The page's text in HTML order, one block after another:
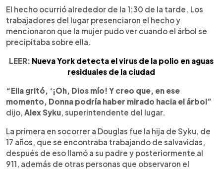
El hecho ocurrió alrededor de la 1:30 de la tarde. Los
trabajadores del lugar presenciaron el hecho y
mencionaron que la mujer pudo ver cuando el árbol se
precipitaba sobre ella.
LEER: Nueva York detecta el virus de la polio en aguas
residuales de la ciudad
“Ella gritó, ‘¡Oh, Dios mío! Y creo que, en ese
momento, Donna podría haber mirado hacia el árbol”
dijo, Alex Syku , superintendente del lugar.
La primera en socorrer a Douglas fue la hija de Syku, de
17 años, que se encontraba trabajando de salvavidas,
después de eso llamó a su padre y posteriormente al
911, además de otras personas que observaron el